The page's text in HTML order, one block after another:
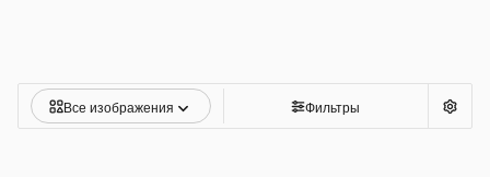
Все изображения Фильтры